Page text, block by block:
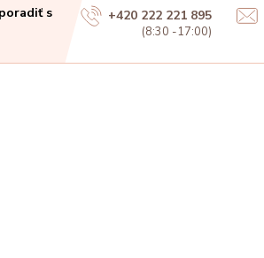
s
+420 222 221 895
(8:30 -17:00)